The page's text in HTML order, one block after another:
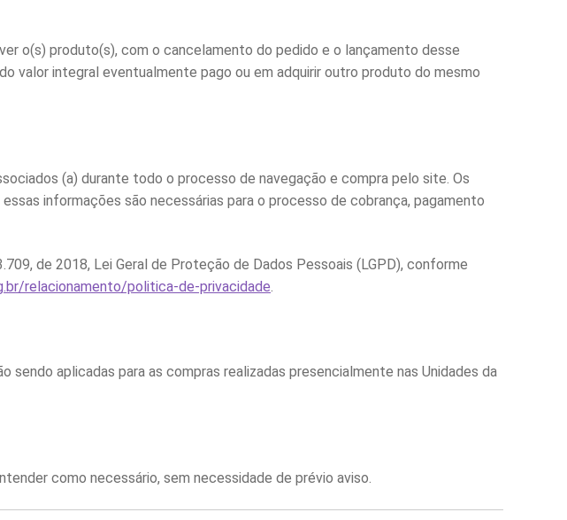
o(s) produto(s), com o cancelamento do pedido e o lançamento desse
valor integral eventualmente pago ou em adquirir outro produto do mesmo
(a) durante todo o processo de navegação e compra pelo site. Os
informações são necessárias para o processo de cobrança, pagamento
de 2018, Lei Geral de Proteção de Dados Pessoais (LGPD), conforme
relacionamento/politica-de-privacidade.
aplicadas para as compras realizadas presencialmente nas Unidades da
como necessário, sem necessidade de prévio aviso.